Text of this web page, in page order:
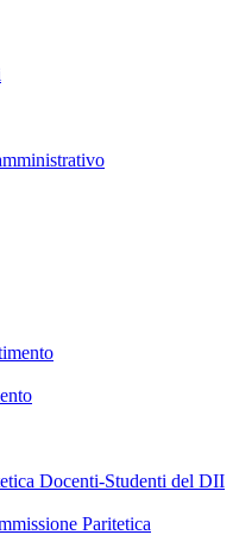
Docenti-Studenti del DII
Paritetica